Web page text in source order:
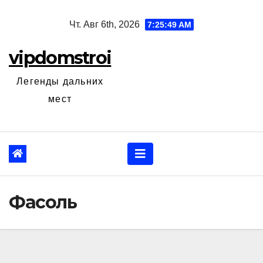
Чт. Авг 6th, 2026 7:25:50 AM
vipdomstroi
Легенды дальних
мест
Фасоль